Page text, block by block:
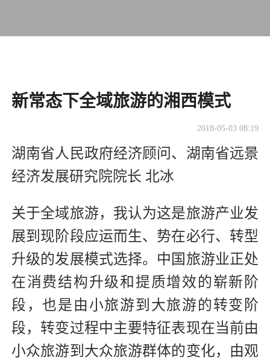
新常态下全域旅游的湘西模式
2018-05-03 08:19
湖南省人民政府经济顾问、湖南省远景
经济发展研究院院长 北冰
关于全域旅游，我认为这是旅游产业发
展到现阶段应运而生、势在必行、转型
升级的发展模式选择。中国旅游业正处
在消费结构升级和提质增效的崭新阶
段，也是由小旅游到大旅游的转变阶
段，转变过程中主要特征表现在当前由
小众旅游到大众旅游群体的变化，由观